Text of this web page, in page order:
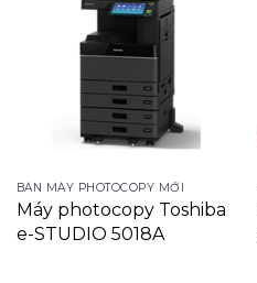
BÁN MÁY PHOTOCOPY MỚI
Máy photocopy Toshiba
e-STUDIO 5018A